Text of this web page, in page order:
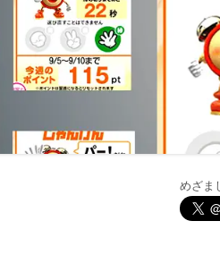
GOOGLE HOME音声コマ
ンを起動する
室温上昇（30℃）でLINE通
LINE通知
電車遅延情報をGOOGLE
NOTIFIERでアナウンス
メ
めざま